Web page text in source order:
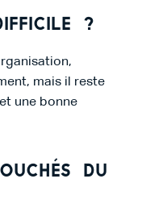
?
mais il reste
une bonne
du